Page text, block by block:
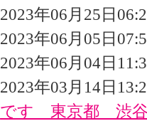
2023年06月25日
2023年06月05日
2023年06月04日
2023年03月14日
です 東京都 渋